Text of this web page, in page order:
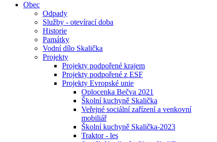
Obec
Odpady
Služby - otevírací doba
Historie
Památky
Vodní dílo Skalička
Projekty
Projekty podpořené krajem
Projekty podpořené z ESF
Projekty Evropské unie
Oplocenka Bečva 2021
Školní kuchyně Skalička
Veřejné sociální zařízení a venkovní
mobiliář
Školní kuchyně Skalička-2023
Traktor - les